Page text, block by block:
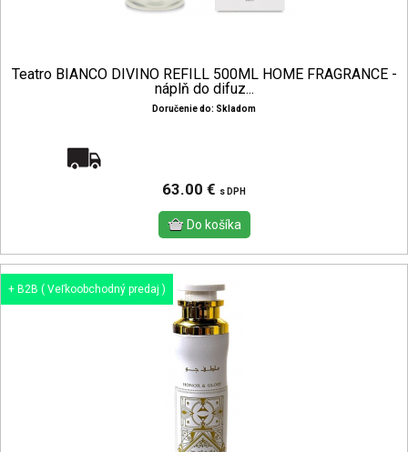
Teatro BIANCO DIVINO REFILL 500ML HOME FRAGRANCE -
náplň do difuz...
Doručenie do: Skladom
63.00 € s DPH
+ B2B ( Veľkoobchodný predaj )